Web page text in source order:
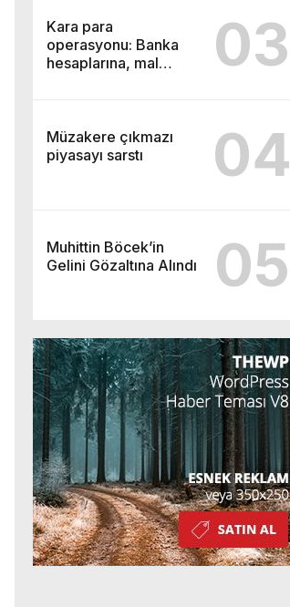
Kara para
operasyonu: Banka
hesaplarına, mal
03
Müzakere çıkmazı
piyasayı sarstı
04
Muhittin Böcek’in
Gelini Gözaltına Alındı
05